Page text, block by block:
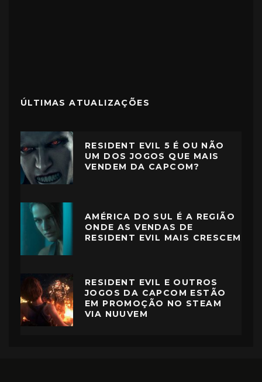
ÚLTIMAS ATUALIZAÇÕES
RESIDENT EVIL 5 É OU NÃO
UM DOS JOGOS QUE MAIS
VENDEM DA CAPCOM?
AMÉRICA DO SUL É A REGIÃO
ONDE AS VENDAS DE
RESIDENT EVIL MAIS CRESCEM
RESIDENT EVIL E OUTROS
JOGOS DA CAPCOM ESTÃO
EM PROMOÇÃO NO STEAM
VIA NUUVEM